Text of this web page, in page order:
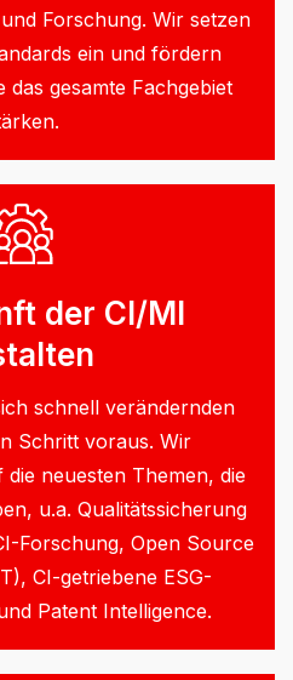
Forschung. Wir setzen
ein und fördern
das gesamte Fachgebiet
der CI/MI
schnell verändernden
Schritt voraus. Wir
neuesten Themen, die
u.a. Qualitätssicherung
Forschung, Open Source
CI-getriebene ESG-
Patent Intelligence.